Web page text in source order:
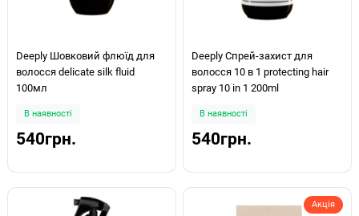
Deeply Шовковий флюїд для
волосся delicate silk fluid
100мл
В наявності
540грн.
Deeply Спрей-захист для
волосся 10 в 1 protecting hair
spray 10 in 1 200ml
В наявності
540грн.
Акція